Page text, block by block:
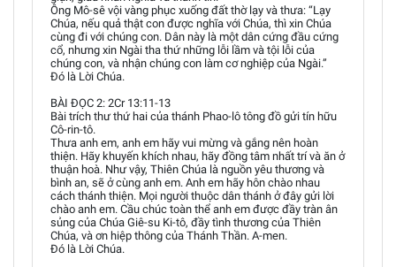
Ông Mô-sê vội vàng phục xuống đất thờ lạy và thưa: “Lạy
Chúa, nếu quả thật con được nghĩa với Chúa, thì xin Chúa
cùng đi với chúng con. Dân này là một dân cứng đầu cứng
cổ, nhưng xin Ngài tha thứ những lỗi lầm và tội lỗi của
chúng con, và nhận chúng con làm cơ nghiệp của Ngài.”
Đó là Lời Chúa.
BÀI ĐỌC 2: 2Cr 13:11-13
Bài trích thư thứ hai của thánh Phao-lô tông đồ gửi tín hữu
Cô-rin-tô.
Thưa anh em, anh em hãy vui mừng và gắng nên hoàn
thiện. Hãy khuyến khích nhau, hãy đồng tâm nhất trí và ăn ở
thuận hoà. Như vậy, Thiên Chúa là nguồn yêu thương và
bình an, sẽ ở cùng anh em. Anh em hãy hôn chào nhau
cách thánh thiện. Mọi người thuộc dân thánh ở đây gửi lời
chào anh em. Cầu chúc toàn thể anh em được đầy tràn ân
sủng của Chúa Giê-su Ki-tô, đầy tình thương của Thiên
Chúa, và ơn hiệp thông của Thánh Thần. A-men.
Đó là Lời Chúa.